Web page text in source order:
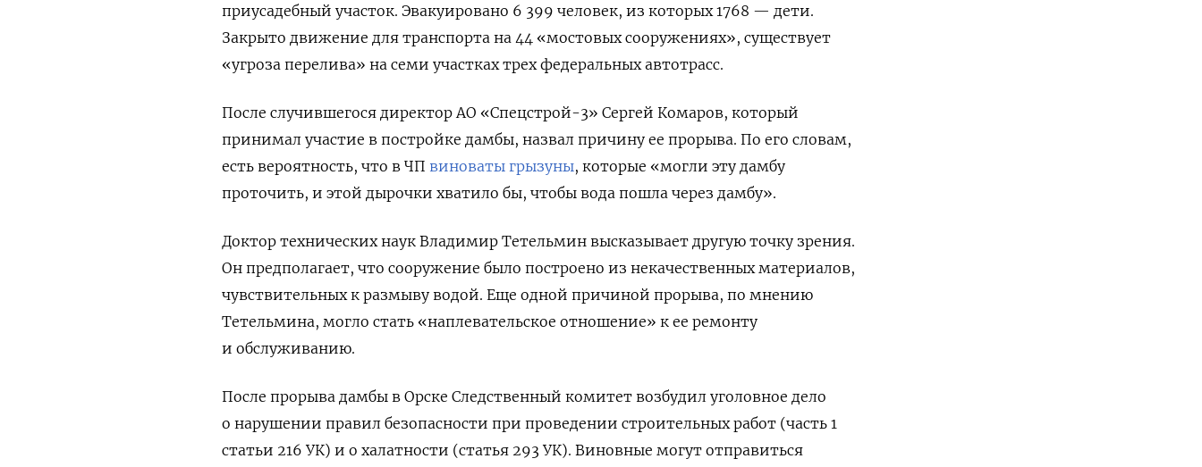
приусадебный участок. Эвакуировано 6 399 человек, из которых 1768 — дети.
Закрыто движение для транспорта на 44 «мостовых сооружениях», существует
«угроза перелива» на семи участках трех федеральных автотрасс.
После случившегося директор АО «Спецстрой-3» Сергей Комаров, который
принимал участие в постройке дамбы, назвал причину ее прорыва. По его словам,
есть вероятность, что в ЧП виноваты грызуны, которые «могли эту дамбу
проточить, и этой дырочки хватило бы, чтобы вода пошла через дамбу».
Доктор технических наук Владимир Тетельмин высказывает другую точку зрения.
Он предполагает, что сооружение было построено из некачественных материалов,
чувствительных к размыву водой. Еще одной причиной прорыва, по мнению
Тетельмина, могло стать «наплевательское отношение» к ее ремонту
и обслуживанию.
После прорыва дамбы в Орске Следственный комитет возбудил уголовное дело
о нарушении правил безопасности при проведении строительных работ (часть 1
статьи 216 УК) и о халатности (статья 293 УК). Виновные могут отправиться